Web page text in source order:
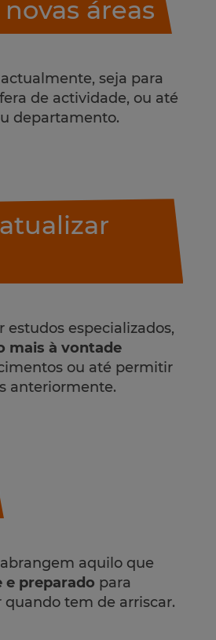
áreas
seja para
de actividade, ou até
departamento.
especializados,
mais à vontade
ou até permitir
anteriormente.
aquilo que
preparado para
quando tem de arriscar.